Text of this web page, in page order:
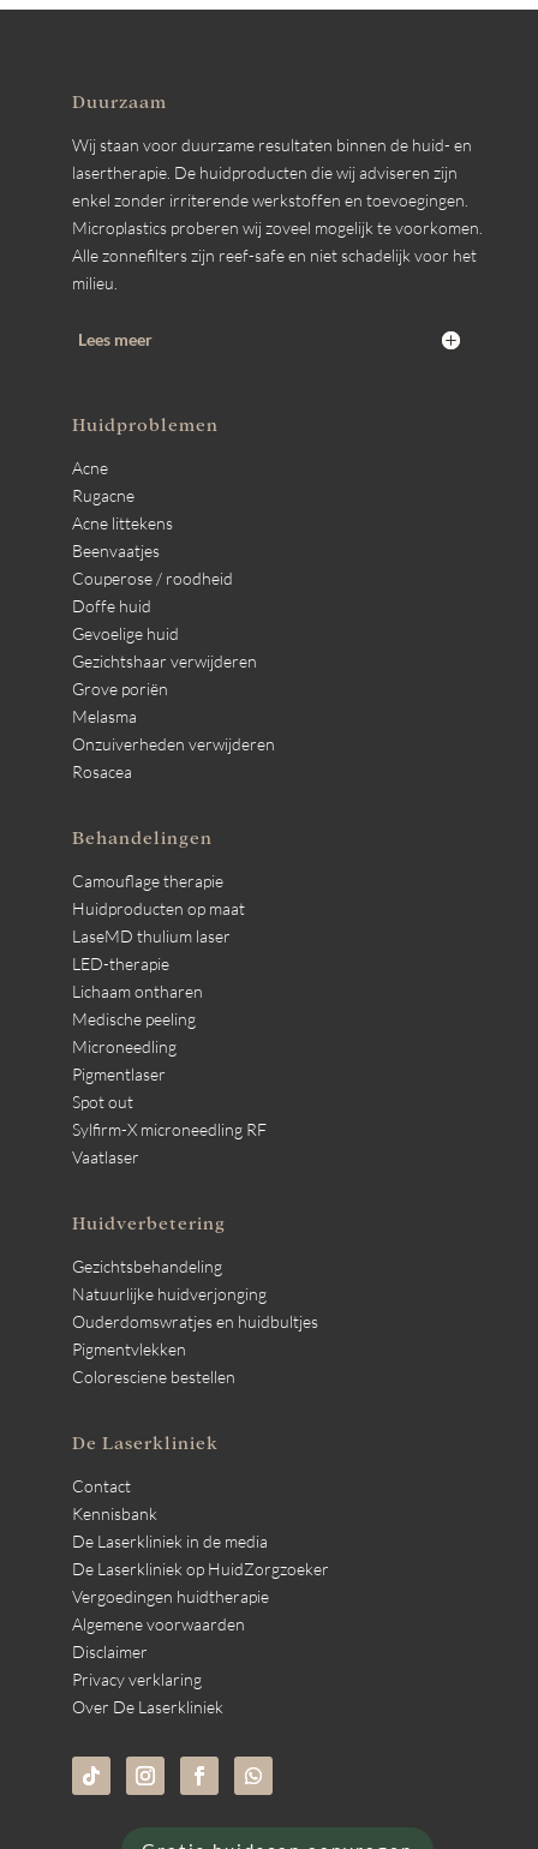
Duurzaam
Wij staan voor duurzame resultaten binnen de huid- en
lasertherapie. De huidproducten die wij adviseren zijn
enkel zonder irriterende werkstoffen en toevoegingen.
Microplastics proberen wij zoveel mogelijk te voorkomen.
Alle zonnefilters zijn reef-safe en niet schadelijk voor het
milieu.
Lees meer
Huidproblemen
Acne
Rugacne
Acne littekens
Beenvaatjes
Couperose / roodheid
Doffe huid
Gevoelige huid
Gezichtshaar verwijderen
Grove poriën
Melasma
Onzuiverheden verwijderen
Rosacea
Behandelingen
Camouflage therapie
Huidproducten op maat
LaseMD thulium laser
LED-therapie
Lichaam ontharen
Medische peeling
Microneedling
Pigmentlaser
Spot out
Sylfirm-X microneedling RF
Vaatlaser
Huidverbetering
Gezichtsbehandeling
Natuurlijke huidverjonging
Ouderdomswratjes en huidbultjes
Pigmentvlekken
Coloresciene bestellen
De Laserkliniek
Contact
Kennisbank
De Laserkliniek in de media
De Laserkliniek op HuidZorgzoeker
Vergoedingen huidtherapie
Algemene voorwaarden
Disclaimer
Privacy verklaring
Over De Laserkliniek